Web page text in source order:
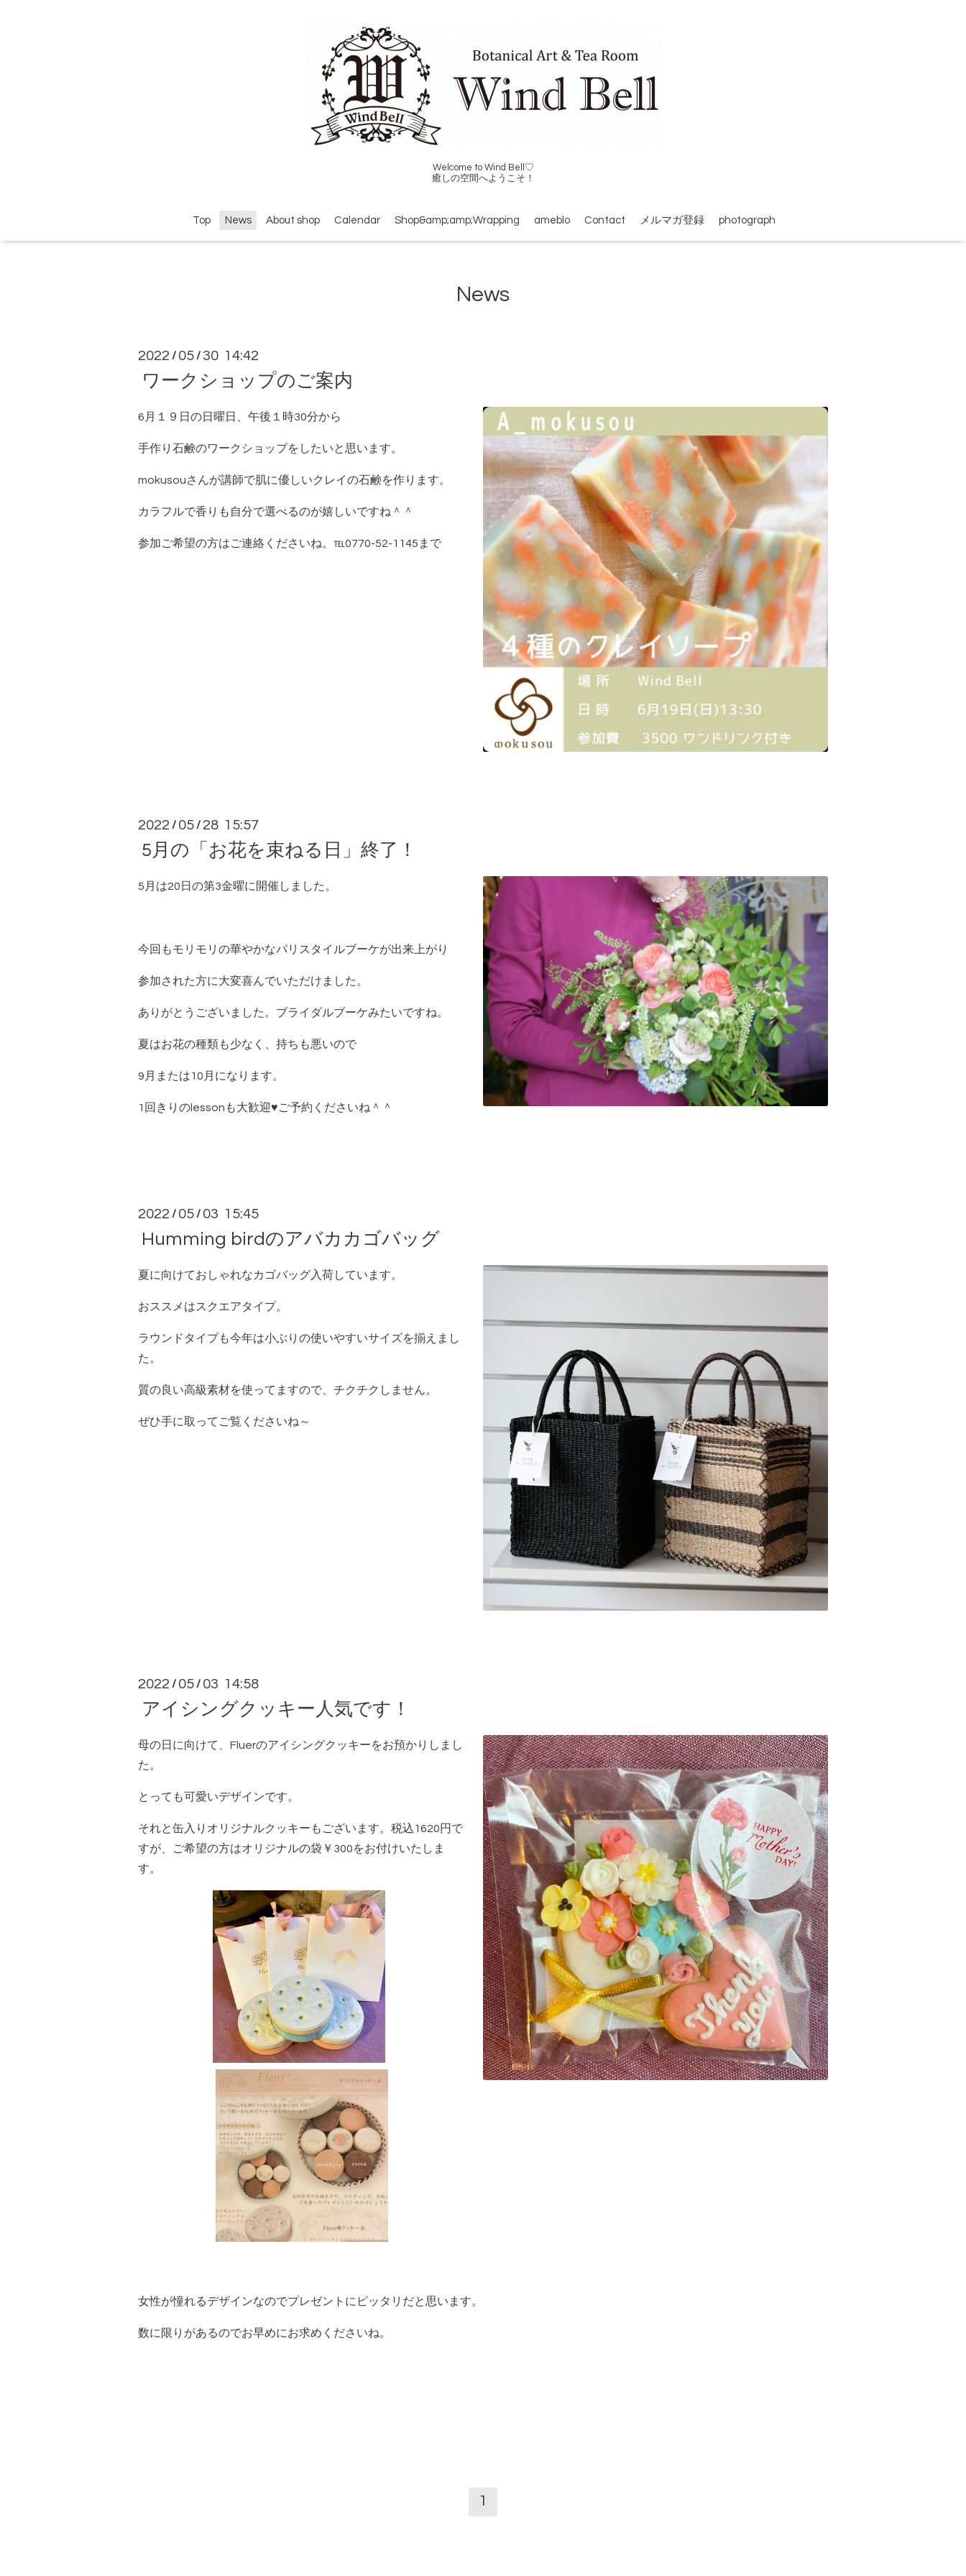
Welcome to Wind Bell♡
癒しの空間へようこそ！
Top News About shop Calendar Shop&amp;amp;Wrapping ameblo Contact メルマガ登録 photograph
News
2022 / 05 /30 14:42
ワークショップのご案内
6月１９日の日曜日、午後１時30分から
手作り石鹸のワークショップをしたいと思います。
mokusouさんが講師で肌に優しいクレイの石鹸を作ります。
カラフルで香りも自分で選べるのが嬉しいですね＾＾
参加ご希望の方はご連絡くださいね。℡0770-52-1145まで
2022 / 05 / 28 15:57
5月の「お花を束ねる日」終了！
5月は20日の第3金曜に開催しました。
今回もモリモリの華やかなパリスタイルブーケが出来上がり
参加された方に大変喜んでいただけました。
ありがとうございました。ブライダルブーケみたいですね。
夏はお花の種類も少なく、持ちも悪いので
9月または10月になります。
1回きりのlessonも大歓迎♥ご予約くださいね＾＾
2022 / 05 / 03 15:45
Humming birdのアバカカゴバッグ
夏に向けておしゃれなカゴバッグ入荷しています。
おススメはスクエアタイプ。
ラウンドタイプも今年は小ぶりの使いやすいサイズを揃えまし
た。
質の良い高級素材を使ってますので、チクチクしません。
ぜひ手に取ってご覧くださいね～
2022 / 05 / 03 14:58
アイシングクッキー人気です！
母の日に向けて、Fluerのアイシングクッキーをお預かりしまし
た。
とっても可愛いデザインです。
それと缶入りオリジナルクッキーもございます。税込1620円で
すが、ご希望の方はオリジナルの袋￥300をお付けいたしま
す。
女性が憧れるデザインなのでプレゼントにピッタリだと思います。
数に限りがあるのでお早めにお求めくださいね。
1